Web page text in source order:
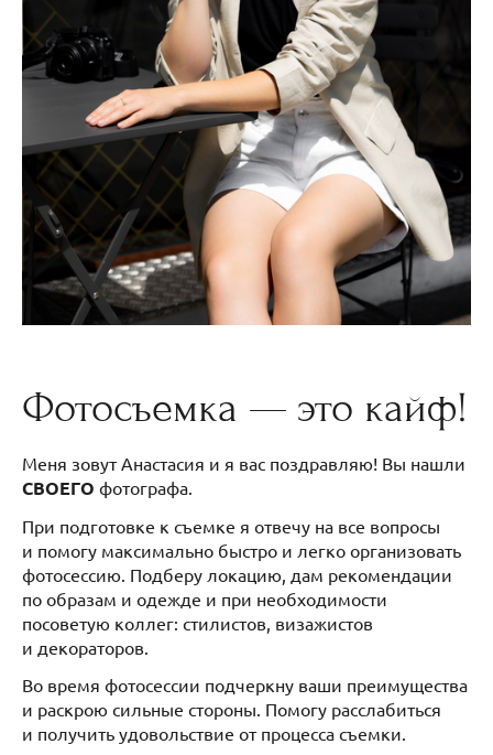
Фотосъемка — это кайф!
Меня зовут Анастасия и я вас поздравляю! Вы нашли
СВОЕГО фотографа.
При подготовке к съемке я отвечу на все вопросы
и помогу максимально быстро и легко организовать
фотосессию. Подберу локацию, дам рекомендации
по образам и одежде и при необходимости
посоветую коллег: стилистов, визажистов
и декораторов.
Во время фотосессии подчеркну ваши преимущества
и раскрою сильные стороны. Помогу расслабиться
и получить удовольствие от процесса съемки.